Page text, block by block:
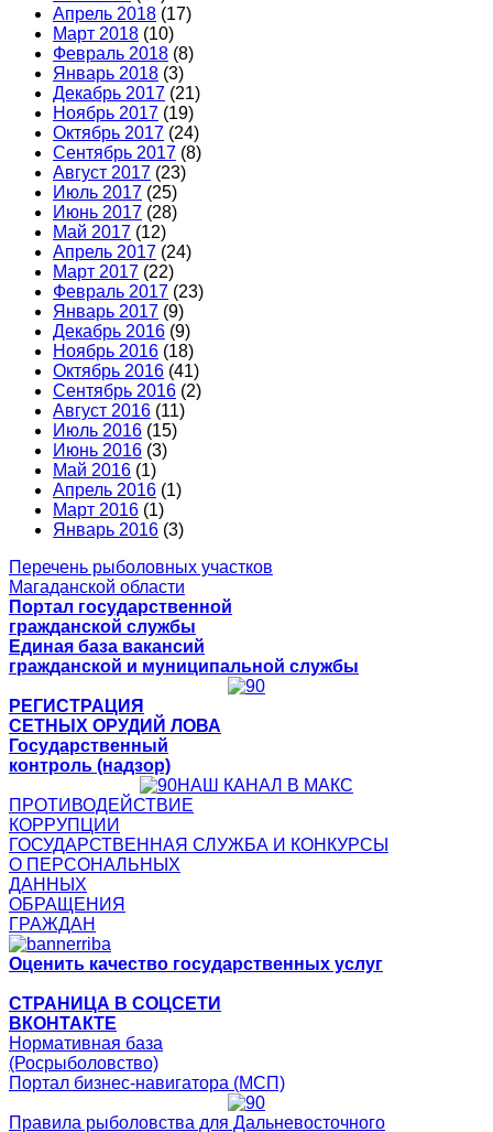
Апрель 2018 (17)
Март 2018 (10)
Февраль 2018 (8)
Январь 2018 (3)
Декабрь 2017 (21)
Ноябрь 2017 (19)
Октябрь 2017 (24)
Сентябрь 2017 (8)
Август 2017 (23)
Июль 2017 (25)
Июнь 2017 (28)
Май 2017 (12)
Апрель 2017 (24)
Март 2017 (22)
Февраль 2017 (23)
Январь 2017 (9)
Декабрь 2016 (9)
Ноябрь 2016 (18)
Октябрь 2016 (41)
Сентябрь 2016 (2)
Август 2016 (11)
Июль 2016 (15)
Июнь 2016 (3)
Май 2016 (1)
Апрель 2016 (1)
Март 2016 (1)
Январь 2016 (3)
Перечень рыболовных участков
Магаданской области
Портал государственной
гражданской службы
Единая база вакансий
гражданской и муниципальной службы
РЕГИСТРАЦИЯ
СЕТНЫХ ОРУДИЙ ЛОВА
Государственный
контроль (надзор)
НАШ КАНАЛ В МАКС
ПРОТИВОДЕЙСТВИЕ
КОРРУПЦИИ
ГОСУДАРСТВЕННАЯ СЛУЖБА И КОНКУРСЫ
О ПЕРСОНАЛЬНЫХ
ДАННЫХ
ОБРАЩЕНИЯ
ГРАЖДАН
Оценить качество государственных услуг
СТРАНИЦА В СОЦСЕТИ
ВКОНТАКТЕ
Нормативная база
(Росрыболовство)
Портал бизнес-навигатора (МСП)
Правила рыболовства для Дальневосточного